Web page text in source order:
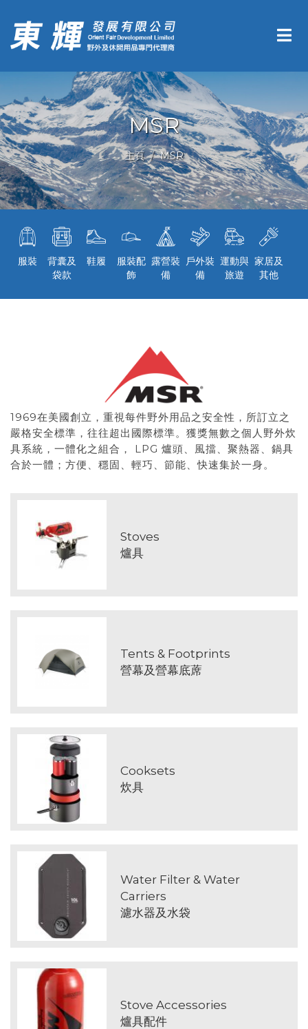
MSR
主頁 MSR
服裝
背囊及
袋款
鞋履
服裝配
飾
露營裝
備
戶外裝
備
運動與
旅遊
家居及
其他
1969在美國創立，重視每件野外用品之安全性，所訂立之
嚴格安全標準，往往超出國際標準。獲獎無數之個人野外炊
具系統，一體化之組合， LPG 爐頭、風擋、聚熱器、鍋具
合於一體；方便、穩固、輕巧、節能、快速集於一身。
Stoves
爐具
Tents & Footprints
營幕及營幕底蓆
Cooksets
炊具
Water Filter & Water
Carriers
濾水器及水袋
Stove Accessories
爐具配件